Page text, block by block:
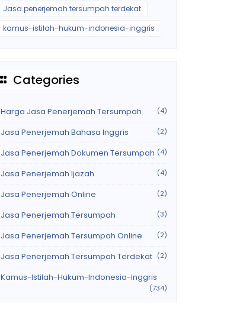
Jasa penerjemah tersumpah terdekat
kamus-istilah-hukum-indonesia-inggris
Categories
Harga Jasa Penerjemah Tersumpah (4)
Jasa Penerjemah Bahasa Inggris (2)
Jasa Penerjemah Dokumen Tersumpah (4)
Jasa Penerjemah Ijazah (4)
Jasa Penerjemah Online (2)
Jasa Penerjemah Tersumpah (3)
Jasa Penerjemah Tersumpah Online (2)
Jasa Penerjemah Tersumpah Terdekat (2)
Kamus-Istilah-Hukum-Indonesia-Inggris
(734)